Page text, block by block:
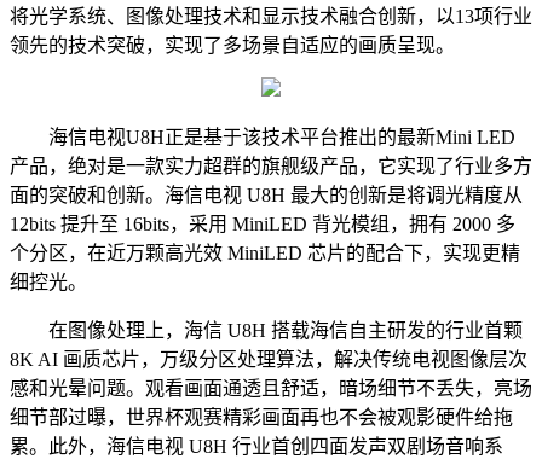
将光学系统、图像处理技术和显示技术融合创新，以13项行业
领先的技术突破，实现了多场景自适应的画质呈现。
海信电视U8H正是基于该技术平台推出的最新Mini LED
产品，绝对是一款实力超群的旗舰级产品，它实现了行业多方
面的突破和创新。海信电视 U8H 最大的创新是将调光精度从
12bits 提升至 16bits，采用 MiniLED 背光模组，拥有 2000 多
个分区，在近万颗高光效 MiniLED 芯片的配合下，实现更精
细控光。
在图像处理上，海信 U8H 搭载海信自主研发的行业首颗
8K AI 画质芯片，万级分区处理算法，解决传统电视图像层次
感和光晕问题。观看画面通透且舒适，暗场细节不丢失，亮场
细节部过曝，世界杯观赛精彩画面再也不会被观影硬件给拖
累。此外，海信电视 U8H 行业首创四面发声双剧场音响系